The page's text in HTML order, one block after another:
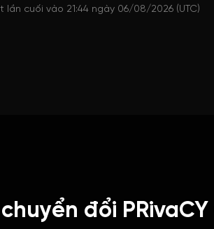
lần cuối vào 21:44 ngày 06/08/2026 (UTC)
đổi PRivaCY